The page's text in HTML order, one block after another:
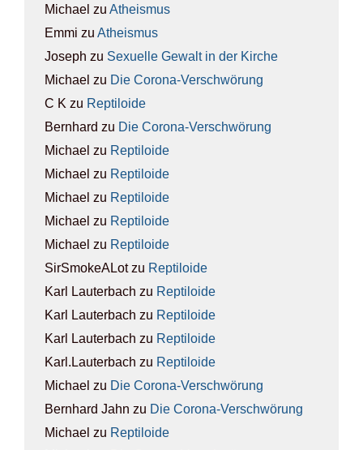
Michael zu Athe­is­mus
Emmi zu Athe­is­mus
Joseph zu Sexu­el­le Gewalt in der Kir­che
Michael zu Die Coro­na-Ver­schwö­rung
C K zu Rep­ti­lo­ide
Bernhard zu Die Coro­na-Ver­schwö­rung
Michael zu Rep­ti­lo­ide
Michael zu Rep­ti­lo­ide
Michael zu Rep­ti­lo­ide
Michael zu Rep­ti­lo­ide
Michael zu Rep­ti­lo­ide
SirSmokeALotzu Rep­ti­lo­ide
Karl Lauterbach zu Rep­ti­lo­ide
Karl Lauterbach zu Rep­ti­lo­ide
Karl Lauterbach zu Rep­ti­lo­ide
Karl.Lauterbach zu Rep­ti­lo­ide
Michael zu Die Coro­na-Ver­schwö­rung
Bernhard Jahn zu Die Coro­na-Ver­schwö­rung
Michael zu Rep­ti­lo­ide